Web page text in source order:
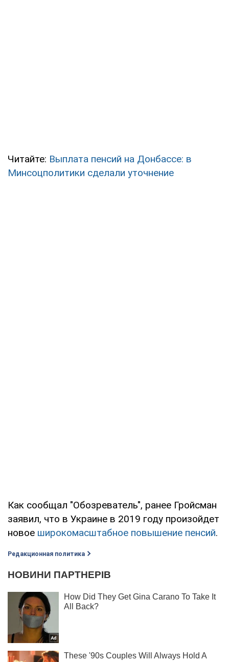
Читайте: Выплата пенсий на Донбассе: в
Минсоцполитики сделали уточнение
Как сообщал "Обозреватель", ранее Гройсман
заявил, что в Украине в 2019 году произойдет
новое широкомасштабное повышение пенсий.
Редакционная политика